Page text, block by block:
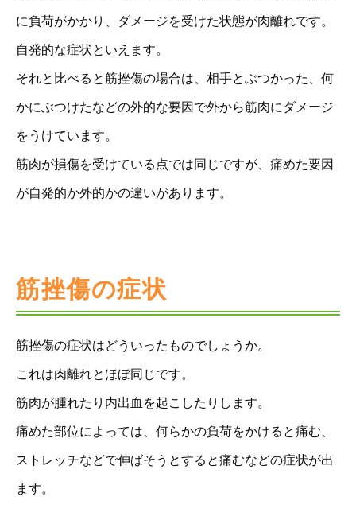
に負荷がかかり、ダメージを受けた状態が肉離れです。
自発的な症状といえます。
それと比べると筋挫傷の場合は、相手とぶつかった、何
かにぶつけたなどの外的な要因で外から筋肉にダメージ
をうけています。
筋肉が損傷を受けている点では同じですが、痛めた要因
が自発的か外的かの違いがあります。
筋挫傷の症状
筋挫傷の症状はどういったものでしょうか。
これは肉離れとほぼ同じです。
筋肉が腫れたり内出血を起こしたりします。
痛めた部位によっては、何らかの負荷をかけると痛む、
ストレッチなどで伸ばそうとすると痛むなどの症状が出
ます。